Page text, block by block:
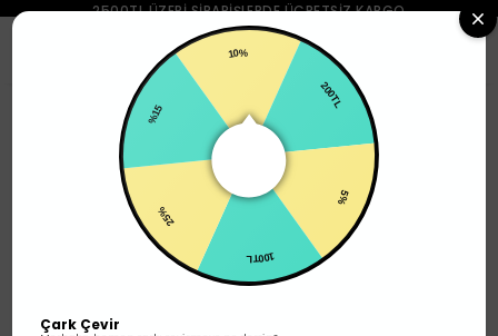
2500TL ÜZERI SIPARIŞLERDE ÜCRETSIZ KARGO
0
Üst Giyim T-shirt
10%
200TL
100TL
25%
%15
Çark Çevir